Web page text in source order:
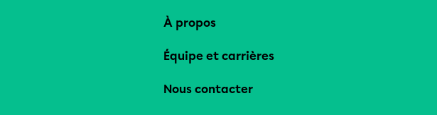
À propos
Équipe et carrières
Nous contacter